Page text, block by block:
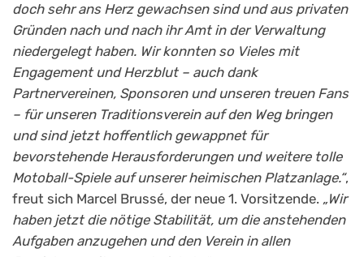
doch sehr ans Herz gewachsen sind und aus privaten
Gründen nach und nach ihr Amt in der Verwaltung
niedergelegt haben. Wir konnten so Vieles mit
Engagement und Herzblut – auch dank
Partnervereinen, Sponsoren und unseren treuen Fans
– für unseren Traditionsverein auf den Weg bringen
und sind jetzt hoffentlich gewappnet für
bevorstehende Herausforderungen und weitere tolle
Motoball-Spiele auf unserer heimischen Platzanlage.“,
freut sich Marcel Brussé, der neue 1. Vorsitzende. „Wir
haben jetzt die nötige Stabilität, um die anstehenden
Aufgaben anzugehen und den Verein in allen